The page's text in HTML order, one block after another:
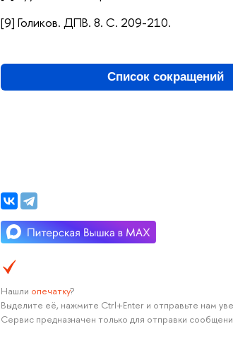
[9] Голиков. ДПВ. 8. С. 209-210.
Список сокращений
Нашли опечатку?
Выделите её, нажмите Ctrl+Enter и отправьте нам
Сервис предназначен только для отправки